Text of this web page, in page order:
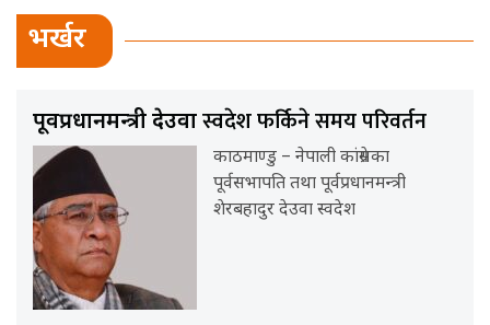
भर्खर
पूर्वप्रधानमन्त्री देउवास्वदेश फर्किने समय परिवर्तन
काठमाण्डु – नेपाली कांग्रेसका
पूर्वसभापति तथा पूर्वप्रधानमन्त्री
शेरबहादुर देउवा स्वदेश